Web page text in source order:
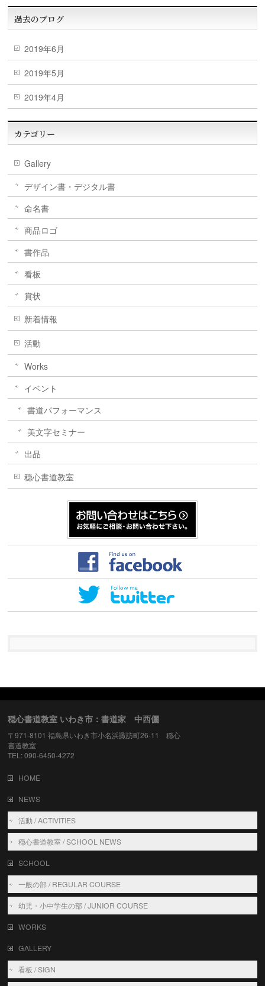
過去のブログ
2019年6月
2019年5月
2019年4月
カテゴリー
Gallery
デザイン書・デジタル書
命名書
商品ロゴ
書作品
看板
賞状
新着情報
活動
Works
イベント
書道パフォーマンス
美文字セミナー
出品
穏心書道教室
穏心書道教室 いわき市：書道家 中西儷
〒971-8101 福島県いわき市小名浜諏訪町26-11 穏心
書道教室
TEL: 090-6450-4272
HOME
NEWS
活動 / ACTIVITIES
穏心書道教室 / SCHOOL NEWS
SCHOOL
一般の部 / REGULAR COURSE
幼児・小中学生の部 / JUNIOR COURSE
WORKS
GALLERY
看板 / SIGN